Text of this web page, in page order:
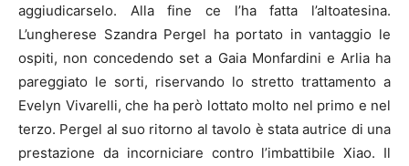
aggiudicarselo. Alla fine ce l’ha fatta l’altoatesina.
L’ungherese Szandra Pergel ha portato in vantaggio le
ospiti, non concedendo set a Gaia Monfardini e Arlia ha
pareggiato le sorti, riservando lo stretto trattamento a
Evelyn Vivarelli, che ha però lottato molto nel primo e nel
terzo. Pergel al suo ritorno al tavolo è stata autrice di una
prestazione da incorniciare contro l’imbattibile Xiao. Il